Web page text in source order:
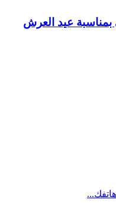
بمناسبة عيد العرش